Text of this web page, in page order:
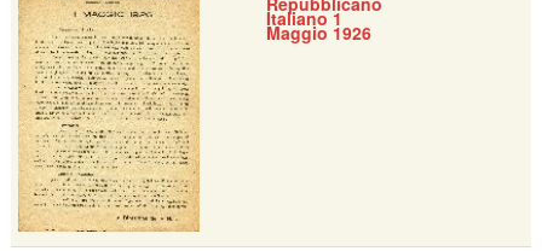
Italiano 1
Maggio 1926